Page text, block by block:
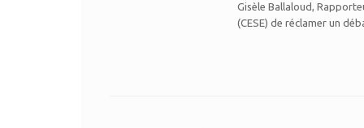
Gisèle Ballaloud,
(CESE) de réclamer un